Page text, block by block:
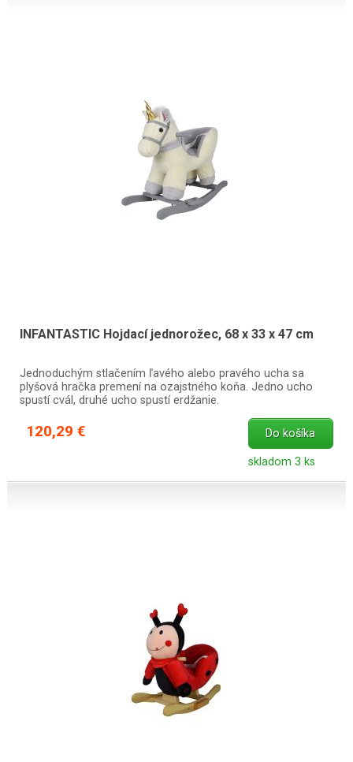
INFANTASTIC Hojdací jednorožec, 68 x 33 x 47 cm
Jednoduchým stlačením ľavého alebo pravého ucha sa
plyšová hračka premení na ozajstného koňa. Jedno ucho
spustí cvál, druhé ucho spustí erdžanie.
120,29 € Do košíka
skladom 3 ks